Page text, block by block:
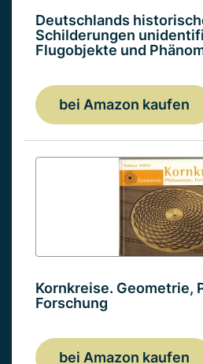
Deutschlands
Schilderungen
Flugobjekte und
bei Amazon kaufen
Kornkreise. Geometrie,
Forschung
bei Amazon kaufen